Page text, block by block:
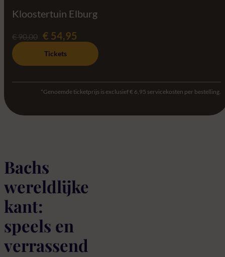
Kloostertuin Elburg
€ 90,00 € 54,95
Tickets
*Genoemde ticketprijs is exclusief € 6,95 servicekosten per bestelling.
Bachs
wereldlijke
kant:
speels en
verrassend